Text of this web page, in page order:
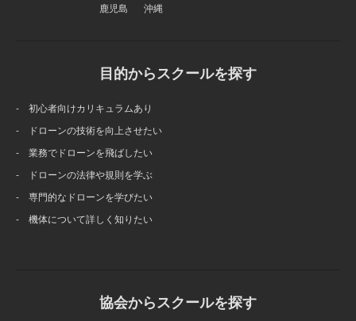
鹿児島
沖縄
目的からスクールを探す
- 初心者向けカリキュラムあり
- ドローンの技術を向上させたい
- 業務でドローンを飛ばしたい
- ドローンの法律や規則を学ぶ
- 専門的なドローンを学びたい
- 機体について詳しく知りたい
協会からスクールを探す